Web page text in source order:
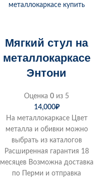
Мягкий стул на
металлокаркасе
Энтони
Оценка 0 из 5
14,000₽
На металлокаркасе Цвет
металла и обивки можно
выбрать из каталогов
Расширенная гарантия 18
месяцев Возможна доставка
по Перми и отправка